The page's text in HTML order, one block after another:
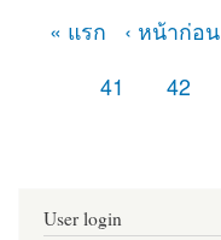
« แรก ‹ หน้าก่อน
41
42
User login